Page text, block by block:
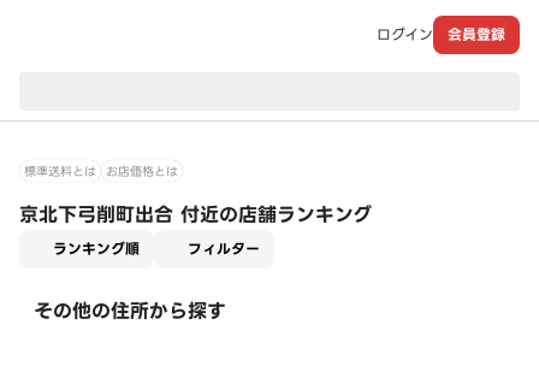
ログイン 会員登録
標準送料とは お店価格とは
京北下弓削町出合 付近の店舗ランキング
ランキング順 フィルター
その他の住所から探す